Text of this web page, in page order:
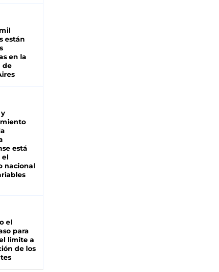
están
en la
de
está
el
nacional
el
para
límite a
de los